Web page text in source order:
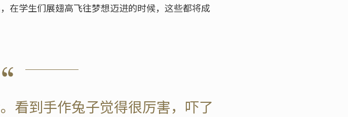
在学生们展翅高飞往梦想迈进的时候，这些都将成
看到手作兔子觉得很厉害，吓了